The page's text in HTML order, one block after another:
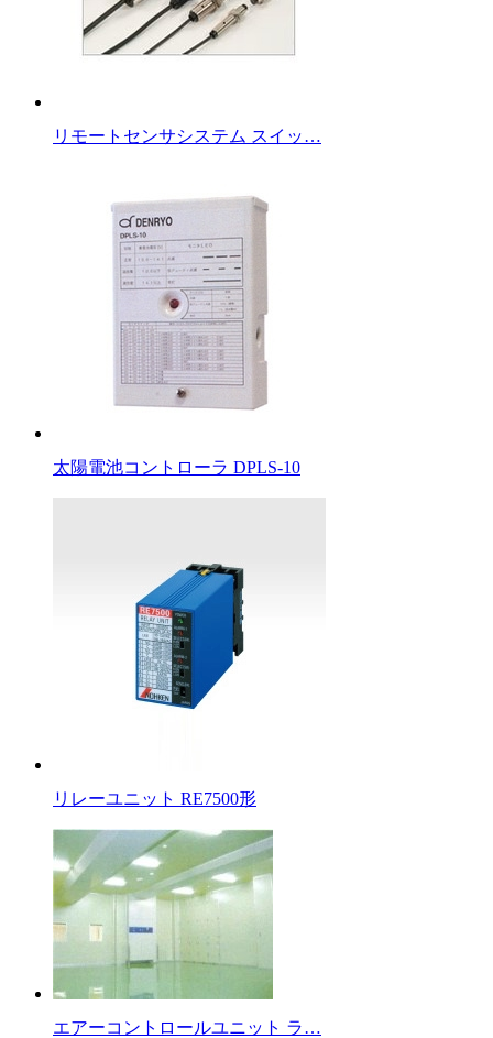
リモートセンサシステム スイッ…
太陽電池コントローラ DPLS-10
リレーユニット RE7500形
エアーコントロールユニット ラ…